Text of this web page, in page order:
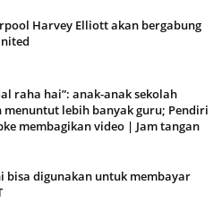
Harvey Elliott akan bergabung
raha hai”: anak-anak sekolah
menuntut lebih banyak guru; Pendiri
membagikan video | Jam tangan
bisa digunakan untuk membayar